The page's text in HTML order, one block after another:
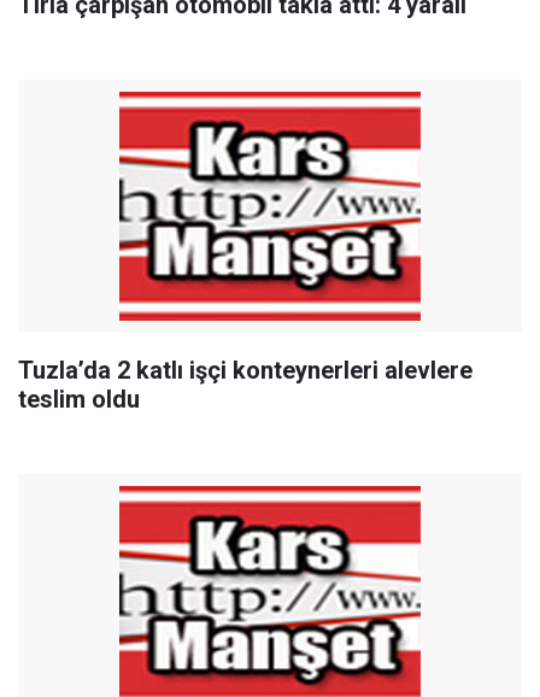
Tuzla’da 2 katlı işçi konteynerleri alevlere
teslim oldu